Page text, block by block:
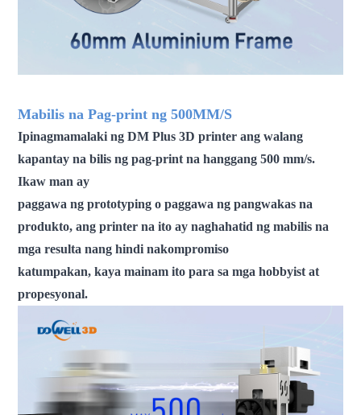
Mabilis na Pag-print ng 500MM/S
Ipinagmamalaki ng DM Plus 3D printer ang walang
kapantay na bilis ng pag-print na hanggang 500 mm/s.
Ikaw man ay
paggawa ng prototyping o paggawa ng pangwakas na
produkto, ang printer na ito ay naghahatid ng mabilis na
mga resulta nang hindi nakompromiso
katumpakan, kaya mainam ito para sa mga hobbyist at
propesyonal.